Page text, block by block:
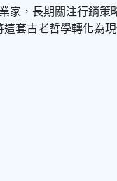
家，長期關注行銷
套古老哲學轉化為